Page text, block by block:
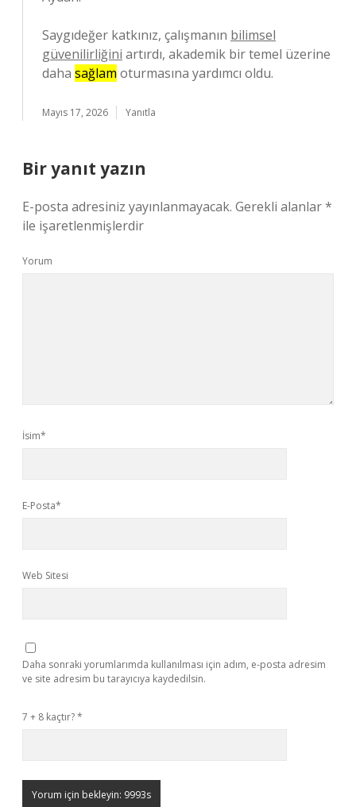
Saygıdeğer katkınız, çalışmanın bilimsel
güvenilirliğini artırdı, akademik bir temel üzerine
daha sağlam oturmasına yardımcı oldu.
Mayıs 17, 2026 Yanıtla
Bir yanıt yazın
E-posta adresiniz yayınlanmayacak. Gerekli alanlar*
ile işaretlenmişlerdir
Yorum
İsim*
E-Posta*
Web Sitesi
Daha sonraki yorumlarımda kullanılması için adım, e-posta adresim
ve site adresim bu tarayıcıya kaydedilsin.
7 + 8 kaçtır?*